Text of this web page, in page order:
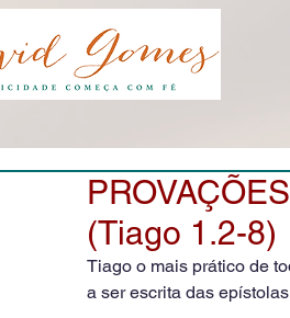
(Tiago 1.2-8)
Tiago o mais prático de
a ser escrita das